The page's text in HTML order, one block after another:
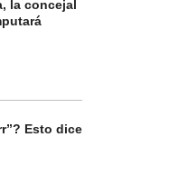
la concejal
Esto dice